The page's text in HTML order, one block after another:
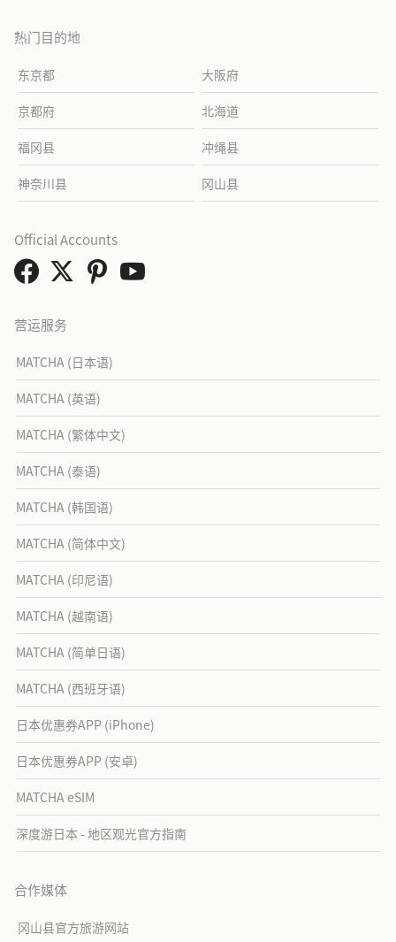
热门目的地
东京都 大阪府
京都府 北海道
福冈县 冲绳县
神奈川县 冈山县
营运服务
MATCHA (日本语)
MATCHA (英语)
MATCHA (繁体中文)
MATCHA (泰语)
MATCHA (韩国语)
MATCHA (简体中文)
MATCHA (印尼语)
MATCHA (越南语)
MATCHA (简单日语)
MATCHA (西班牙语)
日本优惠券APP (iPhone)
日本优惠券APP (安卓)
MATCHA eSIM
深度游日本 - 地区观光官方指南
合作媒体
冈山县官方旅游网站
Official Accounts